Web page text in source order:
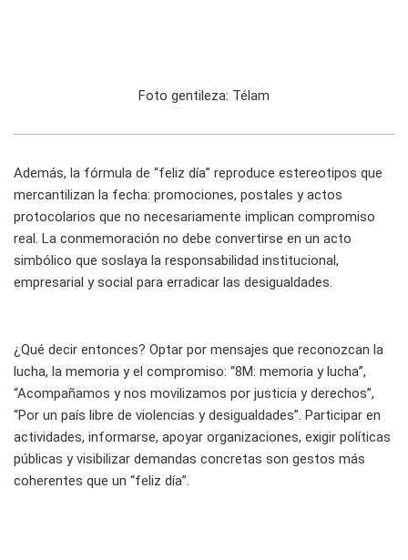
Foto gentileza: Télam
Además, la fórmula de “feliz día” reproduce estereotipos que
mercantilizan la fecha: promociones, postales y actos
protocolarios que no necesariamente implican compromiso
real. La conmemoración no debe convertirse en un acto
simbólico que soslaya la responsabilidad institucional,
empresarial y social para erradicar las desigualdades.
¿Qué decir entonces? Optar por mensajes que reconozcan la
lucha, la memoria y el compromiso: “8M: memoria y lucha”,
“Acompañamos y nos movilizamos por justicia y derechos”,
“Por un país libre de violencias y desigualdades”. Participar en
actividades, informarse, apoyar organizaciones, exigir políticas
públicas y visibilizar demandas concretas son gestos más
coherentes que un “feliz día”.